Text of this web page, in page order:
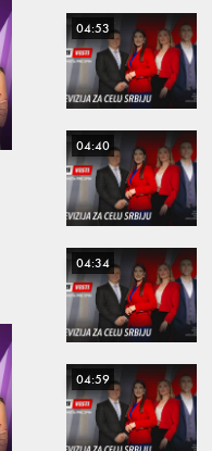
04:53
04:40
04:34
04:59